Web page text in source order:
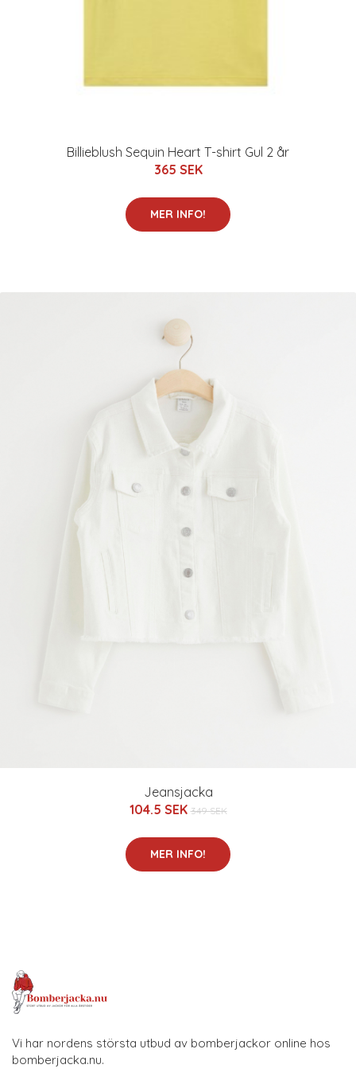
Billieblush Sequin Heart T-shirt Gul 2 år
365 SEK
MER INFO!
Jeansjacka
104.5 SEK 349 SEK
MER INFO!
Vi har nordens största utbud av bomberjackor online hos
bomberjacka.nu.